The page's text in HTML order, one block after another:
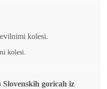
kolesi.
goricah iz